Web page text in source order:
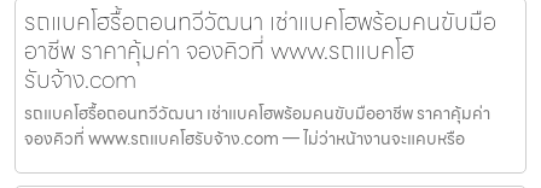
รถแบคโฮรื้อถอนทวีวัฒนา เช่าแบคโฮพร้อมคนขับมือ
อาชีพ ราคาคุ้มค่า จองคิวที่ www.รถแบคโฮ
รับจ้าง.com
รถแบคโฮรื้อถอนทวีวัฒนา เช่าแบคโฮพร้อมคนขับมืออาชีพ ราคาคุ้มค่า
จองคิวที่ www.รถแบคโฮรับจ้าง.com — ไม่ว่าหน้างานจะแคบหรือ